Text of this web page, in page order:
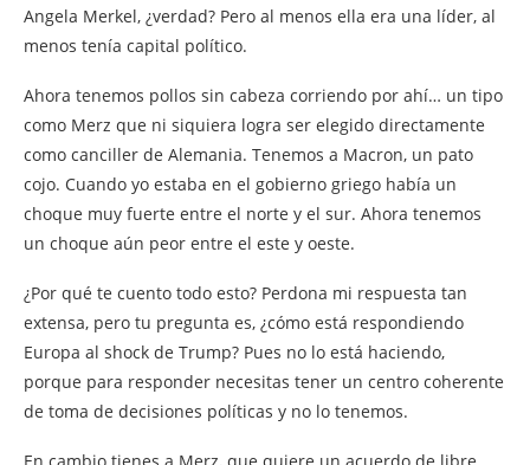
Angela Merkel, ¿verdad? Pero al menos ella era una líder, al
menos tenía capital político.
Ahora tenemos pollos sin cabeza corriendo por ahí… un tipo
como Merz que ni siquiera logra ser elegido directamente
como canciller de Alemania. Tenemos a Macron, un pato
cojo. Cuando yo estaba en el gobierno griego había un
choque muy fuerte entre el norte y el sur. Ahora tenemos
un choque aún peor entre el este y oeste.
¿Por qué te cuento todo esto? Perdona mi respuesta tan
extensa, pero tu pregunta es, ¿cómo está respondiendo
Europa al shock de Trump? Pues no lo está haciendo,
porque para responder necesitas tener un centro coherente
de toma de decisiones políticas y no lo tenemos.